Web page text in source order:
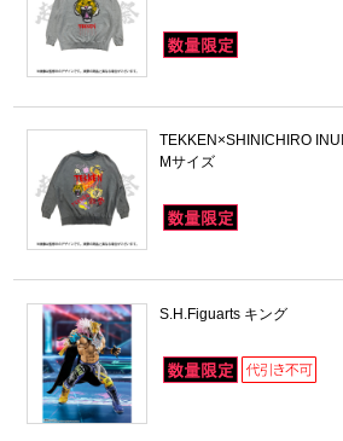
ラブライブ！スーパースター!!
モフモフパレード TEKKEN×SHINICHIRO
Mサイズ
S.H.Figuarts キング